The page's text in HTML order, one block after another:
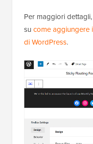
Per maggiori
su come aggiungere
di WordPress.